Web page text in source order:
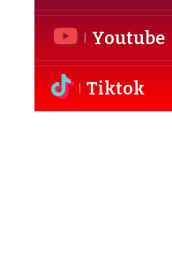
Youtube
Tiktok